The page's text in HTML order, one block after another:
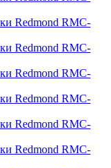
Redmond RMC-
Redmond RMC-
Redmond RMC-
Redmond RMC-
Redmond RMC-
Redmond RMC-